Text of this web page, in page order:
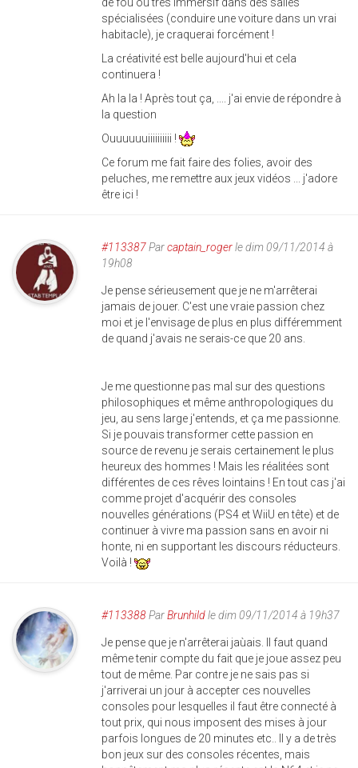
spécialisées (conduire une voiture dans un vrai
habitacle), je craquerai forcément !
La créativité est belle aujourd'hui et cela
continuera !
Ah la la ! Après tout ça, .... j'ai envie de répondre à
la question
Ouuuuuuiiiiiiiiii !
Ce forum me fait faire des folies, avoir des
peluches, me remettre aux jeux vidéos ... j'adore
être ici !
#113387Parcaptain_rogerle dim 09/11/2014 à
19h08
Je pense sérieusement que je ne m'arrêterai
jamais de jouer. C'est une vraie passion chez
moi et je l'envisage de plus en plus différemment
de quand j'avais ne serais-ce que 20 ans.
Je me questionne pas mal sur des questions
philosophiques et même anthropologiques du
jeu, au sens large j'entends, et ça me passionne.
Si je pouvais transformer cette passion en
source de revenu je serais certainement le plus
heureux des hommes ! Mais les réalitées sont
différentes de ces rêves lointains ! En tout cas j'ai
comme projet d'acquérir des consoles
nouvelles générations (PS4 et WiiU en tête) et de
continuer à vivre ma passion sans en avoir ni
honte, ni en supportant les discours réducteurs.
Voilà !
#113388ParBrunhildle dim 09/11/2014 à 19h37
Je pense que je n'arrêterai jaùais. Il faut quand
même tenir compte du fait que je joue assez peu
tout de même. Par contre je ne sais pas si
j'arriverai un jour à accepter ces nouvelles
consoles pour lesquelles il faut être connecté à
tout prix, qui nous imposent des mises à jour
parfois longues de 20 minutes etc.. Il y a de très
bon jeux sur des consoles récentes, mais